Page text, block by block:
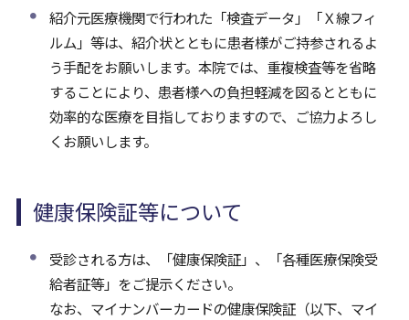
紹介元医療機関で行われた「検査データ」「Ｘ線フィ
ルム」等は、紹介状とともに患者様がご持参されるよ
う手配をお願いします。本院では、重複検査等を省略
することにより、患者様への負担軽減を図るとともに
効率的な医療を目指しておりますので、ご協力よろし
くお願いします。
健康保険証等について
受診される方は、「健康保険証」、「各種医療保険受
給者証等」をご提示ください。
なお、マイナンバーカードの健康保険証（以下、マイ